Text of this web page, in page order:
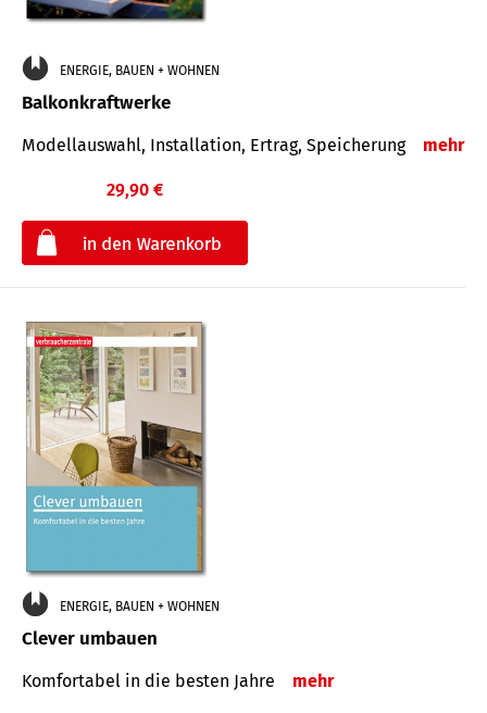
ENERGIE, BAUEN + WOHNEN
Balkonkraftwerke
Modellauswahl, Installation, Ertrag, Speicherung mehr
29,90 €
ENERGIE, BAUEN + WOHNEN
Clever umbauen
Komfortabel in die besten Jahre mehr